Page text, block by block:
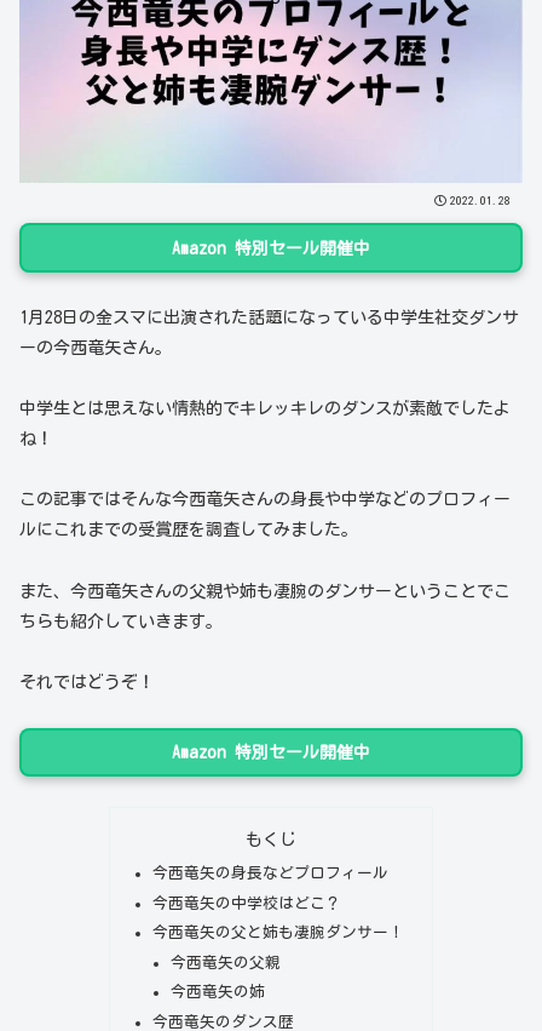
2022.01.28
Amazon 特別セール開催中
1月28日の金スマに出演された話題になっている中学生社交ダンサ
ーの今西竜矢さん。
中学生とは思えない情熱的でキレッキレのダンスが素敵でしたよ
ね！
この記事ではそんな今西竜矢さんの身長や中学などのプロフィー
ルにこれまでの受賞歴を調査してみました。
また、今西竜矢さんの父親や姉も凄腕のダンサーということでこ
ちらも紹介していきます。
それではどうぞ！
Amazon 特別セール開催中
もくじ
今西竜矢の身長などプロフィール
今西竜矢の中学校はどこ？
今西竜矢の父と姉も凄腕ダンサー！
今西竜矢の父親
今西竜矢の姉
今西竜矢のダンス歴